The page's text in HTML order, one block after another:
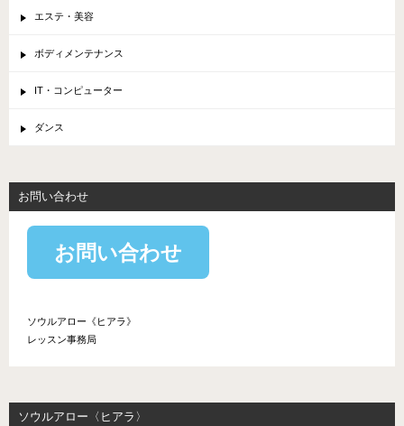
エステ・美容
ボディメンテナンス
IT・コンピューター
ダンス
お問い合わせ
お問い合わせ
ソウルアロー《ヒアラ》
レッスン事務局
ソウルアロー〈ヒアラ〉